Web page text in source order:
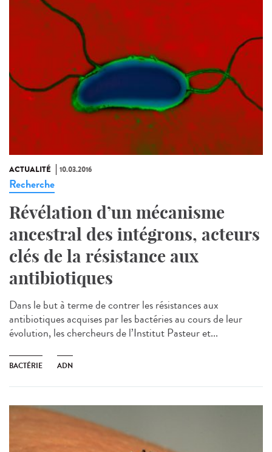
ACTUALITÉ 10.03.2016
Recherche
Révélation d’un mécanisme
ancestral des intégrons, acteurs
clés de la résistance aux
antibiotiques
Dans le but à terme de contrer les résistances aux
antibiotiques acquises par les bactéries au cours de leur
évolution, les chercheurs de l’Institut Pasteur et...
BACTÉRIE ADN